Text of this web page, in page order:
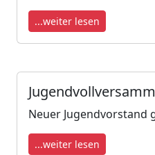
...weiter lesen
Neuer Jugendvorstand
...weiter lesen